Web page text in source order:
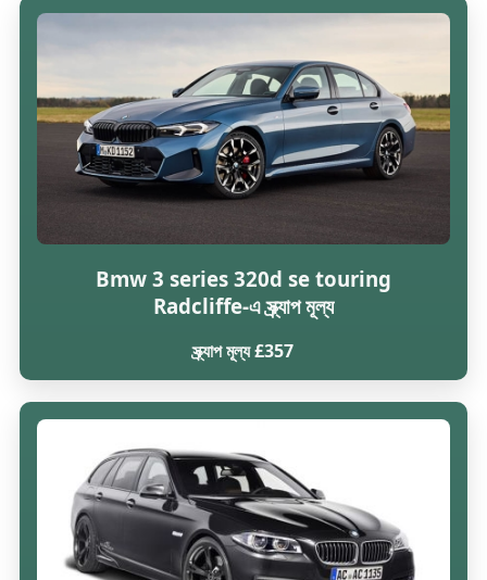
Bmw 3 series 320d se touring
Radcliffe-এ স্ক্র্যাপ মূল্য
স্ক্র্যাপ মূল্য £357